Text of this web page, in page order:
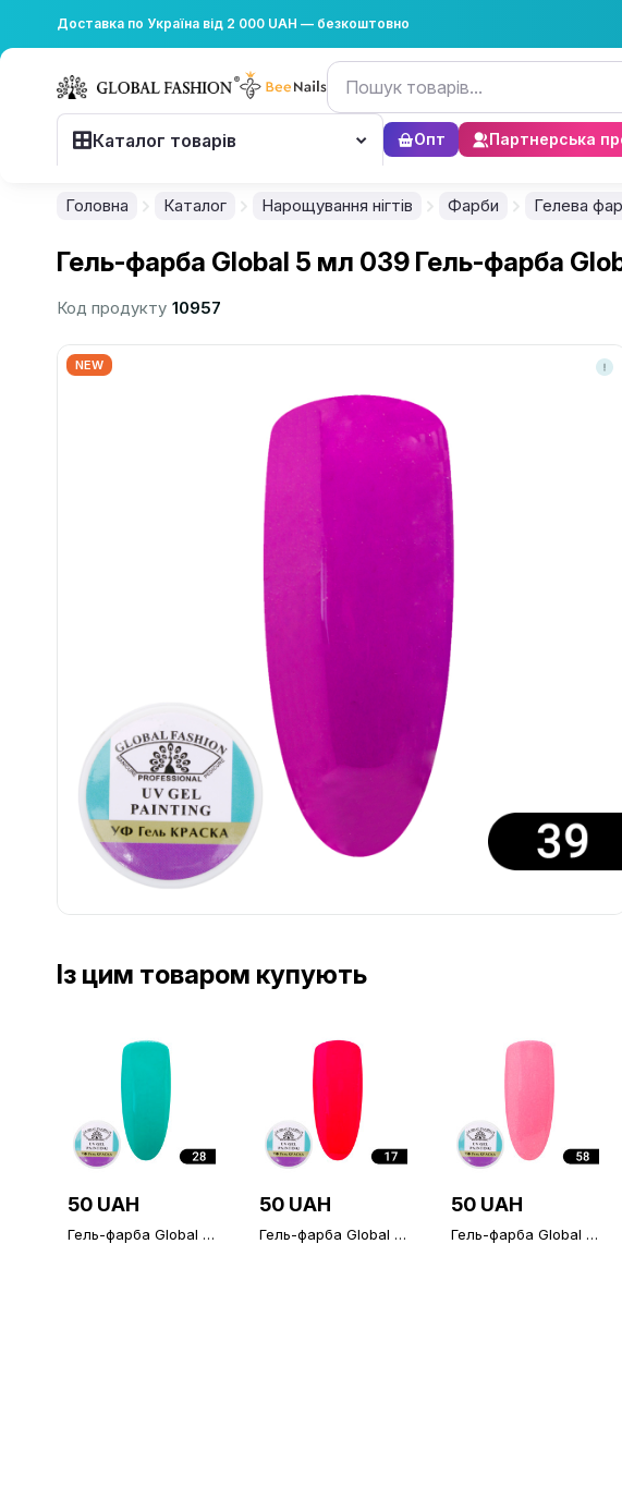
Доставка по Україна від 2 000 UAH — безкоштовно
Каталог товарів Опт Партнерська
Головна Каталог Нарощування нігтів Фарби Гелева
Гель-фарба Global 5 мл 039 Гель-фарба
Код продукту 10957
NEW
Із цим товаром купують
50 UAH
Гель-фарба Global 5
50 UAH
Гель-фарба Global 5
50 UAH
Гель-фарба Global 5